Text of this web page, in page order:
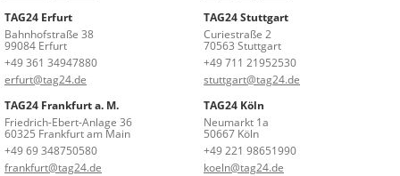
TAG24 Erfurt
Bahnhofstraße 38
99084 Erfurt
+49 361 34947880
erfurt@tag24.de
TAG24 Stuttgart
Curiestraße 2
70563 Stuttgart
+49 711 21952530
stuttgart@tag24.de
TAG24 Frankfurt a. M.
Friedrich-Ebert-Anlage 36
60325 Frankfurt am Main
+49 69 348750580
frankfurt@tag24.de
TAG24 Köln
Neumarkt 1a
50667 Köln
+49 221 98651990
koeln@tag24.de